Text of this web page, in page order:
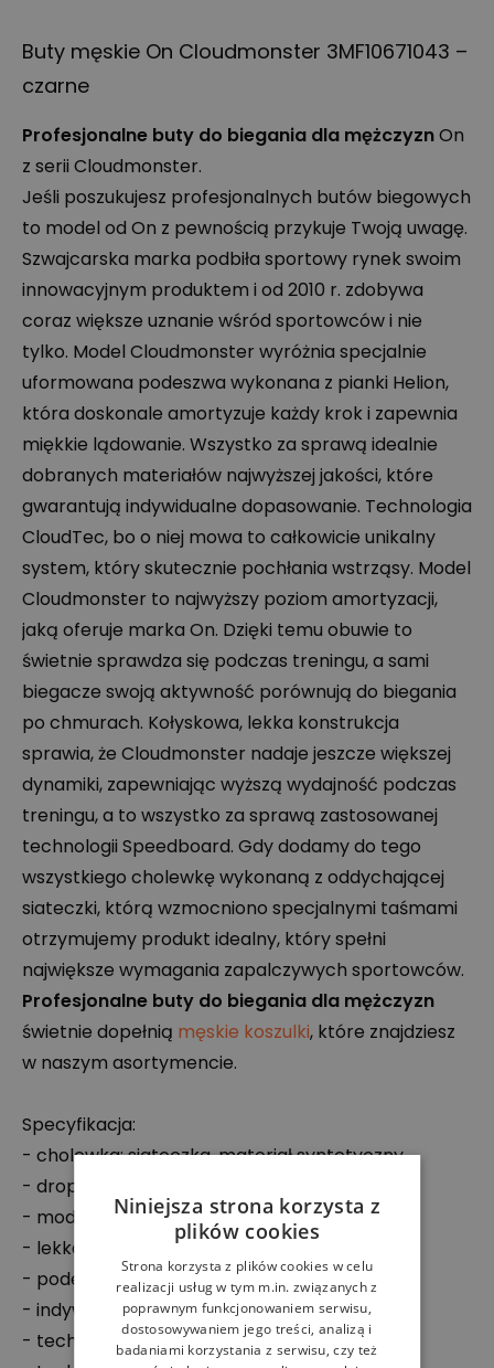
Buty męskie On Cloudmonster 3MF10671043 –
czarne
Profesjonalne buty do biegania dla mężczyznOn
z serii Cloudmonster.
Jeśli poszukujesz profesjonalnych butów biegowych
to model od On z pewnością przykuje Twoją uwagę.
Szwajcarska marka podbiła sportowy rynek swoim
innowacyjnym produktem i od 2010 r. zdobywa
coraz większe uznanie wśród sportowców i nie
tylko. Model Cloudmonster wyróżnia specjalnie
uformowana podeszwa wykonana z pianki Helion,
która doskonale amortyzuje każdy krok i zapewnia
miękkie lądowanie. Wszystko za sprawą idealnie
dobranych materiałów najwyższej jakości, które
gwarantują indywidualne dopasowanie. Technologia
CloudTec, bo o niej mowa to całkowicie unikalny
system, który skutecznie pochłania wstrząsy. Model
Cloudmonster to najwyższy poziom amortyzacji,
jaką oferuje marka On. Dzięki temu obuwie to
świetnie sprawdza się podczas treningu, a sami
biegacze swoją aktywność porównują do biegania
po chmurach. Kołyskowa, lekka konstrukcja
sprawia, że Cloudmonster nadaje jeszcze większej
dynamiki, zapewniając wyższą wydajność podczas
treningu, a to wszystko za sprawą zastosowanej
technologii Speedboard. Gdy dodamy do tego
wszystkiego cholewkę wykonaną z oddychającej
siateczki, którą wzmocniono specjalnymi taśmami
otrzymujemy produkt idealny, który spełni
największe wymagania zapalczywych sportowców.
Profesjonalne buty do biegania dla mężczyzn
świetnie dopełnią męskie koszulki, które znajdziesz
w naszym asortymencie.
Specyfikacja:
- cholewka: siateczka, materiał syntetyczny
- drop: 6 mm
- model sznurowany
- lekka, kołyskowa konstrukcja
- podeszwa z pianki Helion
- indywidualne dopasowanie
- technologia CloudTec
Niniejsza strona korzysta z
plików cookies
Strona korzysta z plików cookies w celu
realizacji usług w tym m.in. związanych z
poprawnym funkcjonowaniem serwisu,
dostosowywaniem jego treści, analizą i
badaniami korzystania z serwisu, czy też